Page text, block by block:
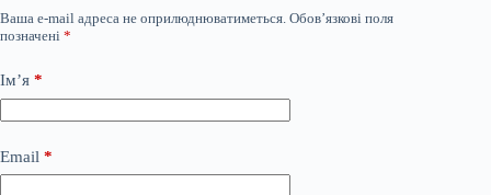
Ваша e-mail адреса не оприлюднюватиметься. Обов’язкові поля
позначені *
Ім’я *
Email *